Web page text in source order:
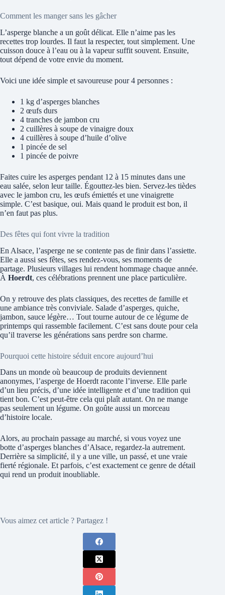
Comment les manger sans les gâcher
L’asperge blanche a un goût délicat. Elle n’aime pas les
recettes trop lourdes. Il faut la respecter, tout simplement. Une
cuisson douce à l’eau ou à la vapeur suffit souvent. Ensuite,
tout dépend de votre envie du moment.
Voici une idée simple et savoureuse pour 4 personnes :
1 kg d’asperges blanches
2 œufs durs
4 tranches de jambon cru
2 cuillères à soupe de vinaigre doux
4 cuillères à soupe d’huile d’olive
1 pincée de sel
1 pincée de poivre
Faites cuire les asperges pendant 12 à 15 minutes dans une
eau salée, selon leur taille. Égouttez-les bien. Servez-les tièdes
avec le jambon cru, les œufs émiettés et une vinaigrette
simple. C’est basique, oui. Mais quand le produit est bon, il
n’en faut pas plus.
Des fêtes qui font vivre la tradition
En Alsace, l’asperge ne se contente pas de finir dans l’assiette.
Elle a aussi ses fêtes, ses rendez-vous, ses moments de
partage. Plusieurs villages lui rendent hommage chaque année.
À Hoerdt, ces célébrations prennent une place particulière.
On y retrouve des plats classiques, des recettes de famille et
une ambiance très conviviale. Salade d’asperges, quiche,
jambon, sauce légère… Tout tourne autour de ce légume de
printemps qui rassemble facilement. C’est sans doute pour cela
qu’il traverse les générations sans perdre son charme.
Pourquoi cette histoire séduit encore aujourd’hui
Dans un monde où beaucoup de produits deviennent
anonymes, l’asperge de Hoerdt raconte l’inverse. Elle parle
d’un lieu précis, d’une idée intelligente et d’une tradition qui
tient bon. C’est peut-être cela qui plaît autant. On ne mange
pas seulement un légume. On goûte aussi un morceau
d’histoire locale.
Alors, au prochain passage au marché, si vous voyez une
botte d’asperges blanches d’Alsace, regardez-la autrement.
Derrière sa simplicité, il y a une ville, un passé, et une vraie
fierté régionale. Et parfois, c’est exactement ce genre de détail
qui rend un produit inoubliable.
Vous aimez cet article ? Partagez !